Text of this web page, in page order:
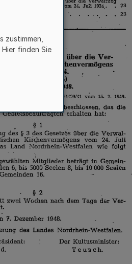
zustimmen,
finden Sie